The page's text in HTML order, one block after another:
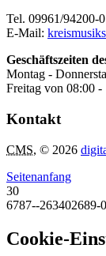
Tel. 09961/94200-0
E-Mail:
Geschäftszeiten
Montag -
Freitag von 08:00
Kontakt
CMS, © 2026
Seitenanfang
30
6787--263402689-0
Cookie-